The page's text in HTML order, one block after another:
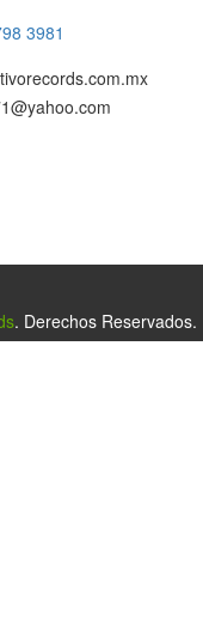
3981
. Derechos Reservados.